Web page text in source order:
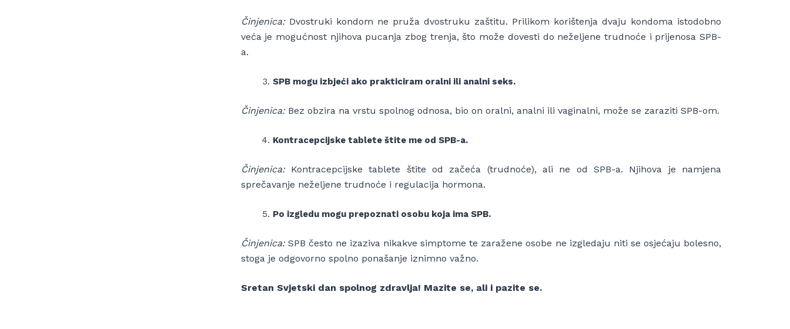
Činjenica:Dvostruki kondom ne pruža dvostruku zaštitu. Prilikom korištenja dvaju kondoma istodobno
veća je mogućnost njihova pucanja zbog trenja, što može dovesti do neželjene trudnoće i prijenosa SPB-
a.
SPB mogu izbjeći ako prakticiram oralni ili analni seks.
Činjenica:Bez obzira na vrstu spolnog odnosa, bio on oralni, analni ili vaginalni, može se zaraziti SPB-om.
Kontracepcijske tablete štite me od SPB-a.
Činjenica:Kontracepcijske tablete štite od začeća (trudnoće), ali ne od SPB-a. Njihova je namjena
sprečavanje neželjene trudnoće i regulacija hormona.
Po izgledu mogu prepoznati osobu koja ima SPB.
Činjenica:SPB često ne izaziva nikakve simptome te zaražene osobe ne izgledaju niti se osjećaju bolesno,
stoga je odgovorno spolno ponašanje iznimno važno.
Sretan Svjetski dan spolnog zdravlja! Mazite se, ali i pazite se.